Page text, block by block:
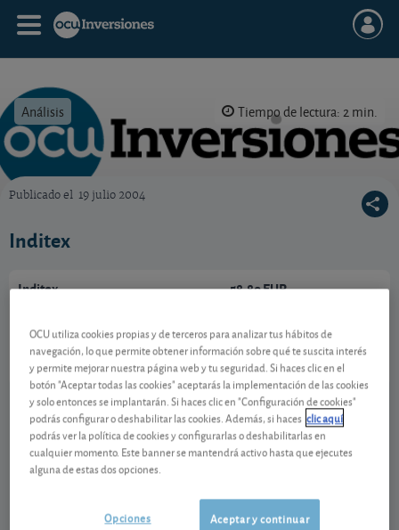
Análisis Tiempo de lectura: 2 min.
Publicado el 19 julio 2004
Inditex
Inditex
06/08/2026 Madrid
58,80 EUR
Ver detalladamente
Contenido reservado a SOCIOS
Gestiona tu dinero con visión
experta
OCU utiliza cookies propias y de terceros para analizar tus hábitos de
navegación, lo que permite obtener información sobre qué te suscita interés
y permite mejorar nuestra página web y tu seguridad. Si haces clic en el
botón "Aceptar todas las cookies" aceptarás la implementación de las cookies
y solo entonces se implantarán. Si haces clic en "Configuración de cookies"
podrás configurar o deshabilitar las cookies. Además, si haces clic aquí
podrás ver la política de cookies y configurarlas o deshabilitarlas en
cualquier momento. Este banner se mantendrá activo hasta que ejecutes
alguna de estas dos opciones.
Aceptar y continuar
Opciones